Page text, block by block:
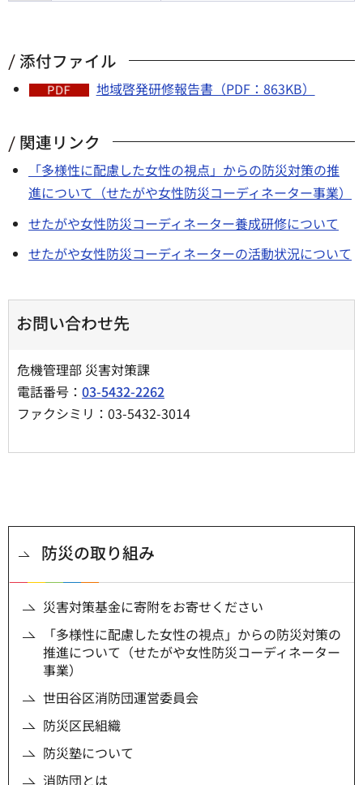
添付ファイル
地域啓発研修報告書（PDF：863KB）
関連リンク
「多様性に配慮した女性の視点」からの防災対策の推
進について（せたがや女性防災コーディネーター事業）
せたがや女性防災コーディネーター養成研修について
せたがや女性防災コーディネーターの活動状況について
お問い合わせ先
危機管理部 災害対策課
電話番号： 03-5432-2262
ファクシミリ：03-5432-3014
防災の取り組み
災害対策基金に寄附をお寄せください
「多様性に配慮した女性の視点」からの防災対策の
推進について（せたがや女性防災コーディネーター
事業）
世田谷区消防団運営委員会
防災区民組織
防災塾について
消防団とは